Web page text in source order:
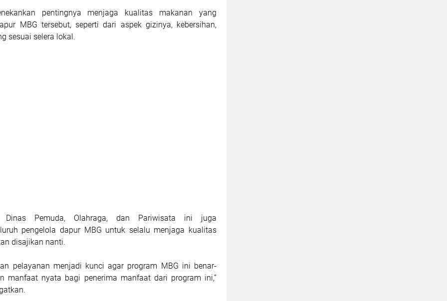
pentingnya menjaga kualitas makanan yang
MBG tersebut, seperti dari aspek gizinya, kebersihan,
sesuai selera lokal.
Dinas Pemuda, Olahraga, dan Pariwisata ini juga
pengelola dapur MBG untuk selalu menjaga kualitas
disajikan nanti.
pelayanan menjadi kunci agar program MBG ini benar-
manfaat nyata bagi penerima manfaat dari program ini,”